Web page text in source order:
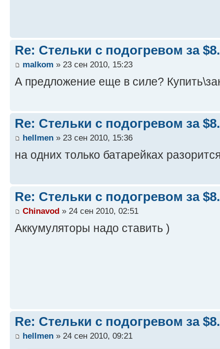
Re: Стельки с подогревом за
malkom » 23 сен 2010, 15:23
А предложение еще в силе?
Re: Стельки с подогревом за
hellmen » 23 сен 2010, 15:36
на одних только батарейках
Re: Стельки с подогревом за
Chinavod » 24 сен 2010, 02:51
Аккумуляторы надо ставить )
Re: Стельки с подогревом за
hellmen » 24 сен 2010, 09:21